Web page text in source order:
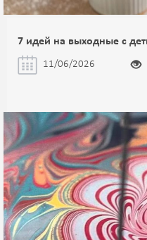
7 идей на выходные с
11/06/2026